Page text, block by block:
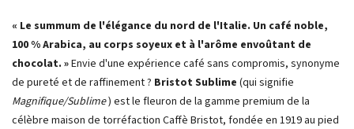
« Le summum de l'élégance du nord de l'Italie. Un café noble,
100 % Arabica, au corps soyeux et à l'arôme envoûtant de
chocolat. »Envie d'une expérience café sans compromis, synonyme
de pureté et de raffinement ? Bristot Sublime (qui signifie
Magnifique/Sublime) est le fleuron de la gamme premium de la
célèbre maison de torréfaction Caffè Bristot, fondée en 1919 au pied